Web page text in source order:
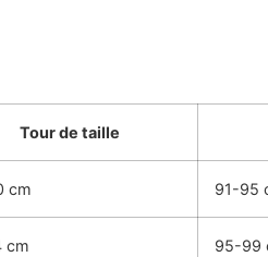
Tour de taille
cm 91-95
cm 95-99